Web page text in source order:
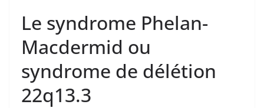
Le syndrome Phelan-
Macdermid ou
syndrome de délétion
22q13.3